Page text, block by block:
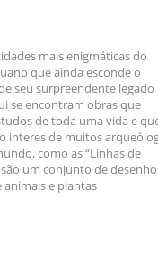
mais enigmáticas do
que ainda esconde o
seu surpreendente legado
se encontram obras que
de toda uma vida e
interes de muitos
como as “Linhas de
são um conjunto de
animais e plantas